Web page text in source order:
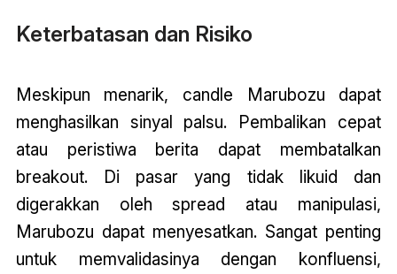
Keterbatasan dan Risiko
Meskipun menarik, candle Marubozu dapat
menghasilkan sinyal palsu. Pembalikan cepat
atau peristiwa berita dapat membatalkan
breakout. Di pasar yang tidak likuid dan
digerakkan oleh spread atau manipulasi,
Marubozu dapat menyesatkan. Sangat penting
untuk memvalidasinya dengan konfluensi,